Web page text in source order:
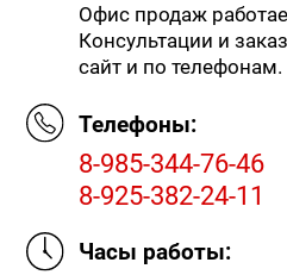
Офис продаж
Консультации и
сайт и по телефонам.
Телефоны:
8-985-344-76-46
8-925-382-24-11
Часы работы: